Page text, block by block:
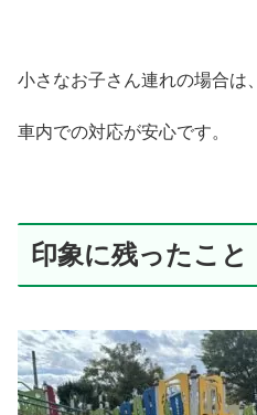
小さなお子さん連れの場合は、
車内での対応が安心です。
印象に残ったこと